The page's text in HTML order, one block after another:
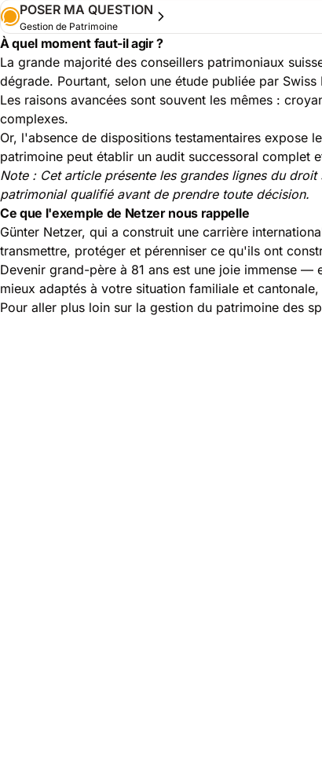
POSER MA QUESTION
Gestion de Patrimoine
À quel moment faut-il agir ?
La grande majorité des conseillers patrimoniaux
dégrade. Pourtant, selon une étude publiée par
Les raisons avancées sont souvent les mêmes :
complexes.
Or, l'absence de dispositions testamentaires expose
patrimoine peut établir un audit successoral complet
Note : Cet article présente les grandes lignes du
patrimonial qualifié avant de prendre toute décision.
Ce que l'exemple de Netzer nous rappelle
Günter Netzer, qui a construit une carrière
transmettre, protéger et pérenniser ce qu'ils ont
Devenir grand-père à 81 ans est une joie immense
mieux adaptés à votre situation familiale et
Pour aller plus loin sur la gestion du patrimoine des